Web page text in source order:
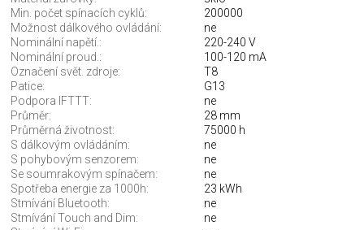
Min. počet spínacích cyklů:
200000
Možnost dálkového ovládání:
ne
Nominální napětí.:
220-240 V
Nominální proud.:
100-120 mA
Označení svět. zdroje:
T8
Patice:
G13
Podpora IFTTT:
ne
Průměr:
28 mm
Průměrná životnost:
75000 h
S dálkovým ovládáním:
ne
S pohybovým senzorem:
ne
Se soumrakovým spínačem:
ne
Spotřeba energie za 1000h:
23 kWh
Stmívání Bluetooth:
ne
Stmívání Touch and Dim:
ne